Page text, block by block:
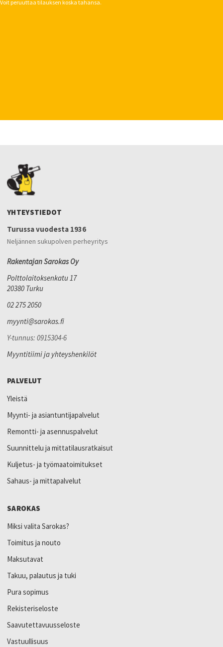
Voit peruuttaa tilauksen koska tahansa.
YHTEYSTIEDOT
Turussa vuodesta 1936
Neljännen sukupolven perheyritys
Rakentajan Sarokas Oy
Polttolaitoksenkatu 17
20380 Turku
02 275 2050
myynti@sarokas.fi
Y-tunnus: 0915304-6
Myyntitiimi ja yhteyshenkilöt
PALVELUT
Yleistä
Myynti- ja asiantuntijapalvelut
Remontti- ja asennuspalvelut
Suunnittelu ja mittatilausratkaisut
Kuljetus- ja työmaatoimitukset
Sahaus- ja mittapalvelut
SAROKAS
Miksi valita Sarokas?
Toimitus ja nouto
Maksutavat
Takuu, palautus ja tuki
Pura sopimus
Rekisteriseloste
Saavutettavuusseloste
Vastuullisuus